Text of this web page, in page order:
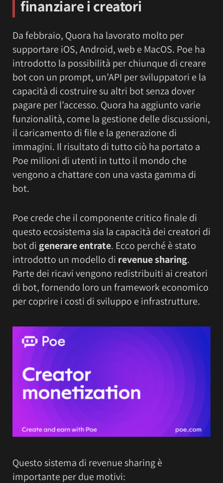
finanziare i creatori
Da febbraio, Quora ha lavorato molto per
supportare iOS, Android, web e MacOS. Poe ha
introdotto la possibilità per chiunque di creare
bot con un prompt, un’API per sviluppatori e la
capacità di costruire su altri bot senza dover
pagare per l’accesso. Quora ha aggiunto varie
funzionalità, come la gestione delle discussioni,
il caricamento di file e la generazione di
immagini. Il risultato di tutto ciò ha portato a
Poe milioni di utenti in tutto il mondo che
vengono a chattare con una vasta gamma di
bot.
Poe crede che il componente critico finale di
questo ecosistema sia la capacità dei creatori di
bot di generare entrate. Ecco perché è stato
introdotto un modello di revenue sharing.
Parte dei ricavi vengono redistribuiti ai creatori
di bot, fornendo loro un framework economico
per coprire i costi di sviluppo e infrastrutture.
Questo sistema di revenue sharing è
importante per due motivi: